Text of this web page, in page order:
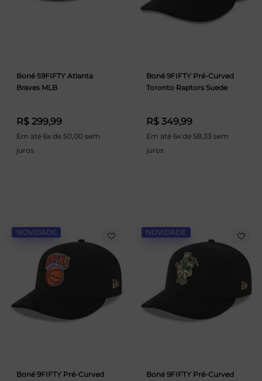
Boné 59FIFTY Atlanta
Braves MLB
R$ 299,99
Em até 6x de 50,00 sem
juros
Boné 9FIFTY Pré-Curved
Toronto Raptors Suede
R$ 349,99
Em até 6x de 58,33 sem
juros
NOVIDADE
Boné 9FIFTY Pré-Curved
NOVIDADE
Boné 9FIFTY Pré-Curved